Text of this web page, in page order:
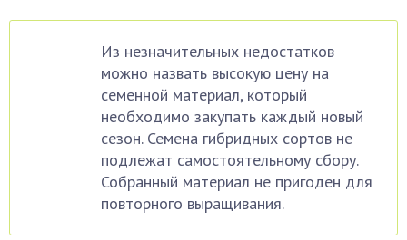
Из незначительных недостатков
можно назвать высокую цену на
семенной материал, который
необходимо закупать каждый новый
сезон. Семена гибридных сортов не
подлежат самостоятельному сбору.
Собранный материал не пригоден для
повторного выращивания.